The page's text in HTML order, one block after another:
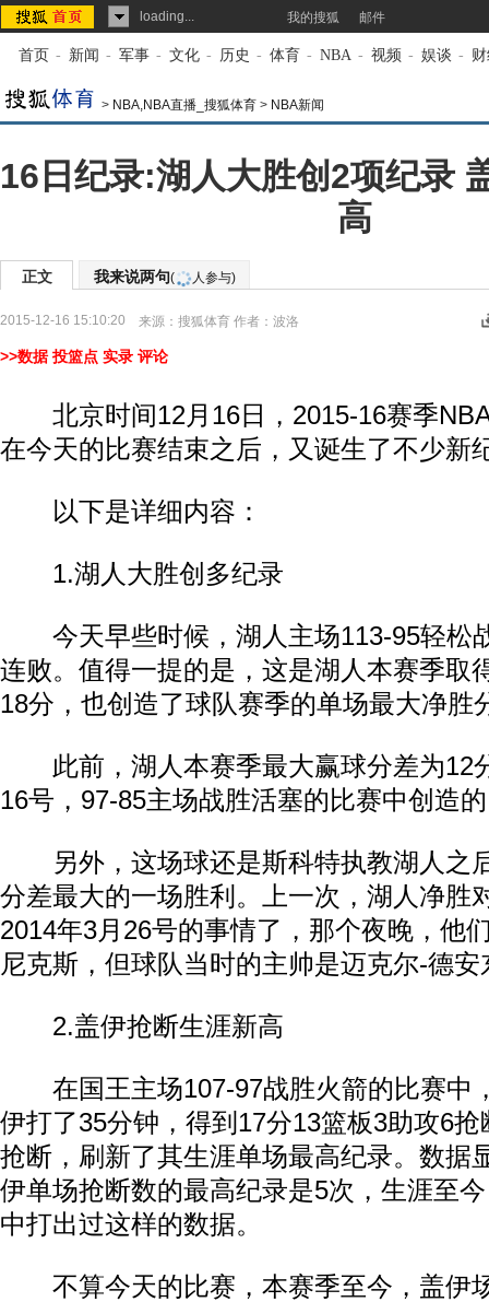
loading... 我的搜狐 邮件
首页 - 新闻 - 军事 - 文化 - 历史 - 体育 - NBA - 视频 - 娱谈 -
> NBA,NBA直播_搜狐体育 > NBA新闻
16日纪录:湖人大胜创2项纪录
高
正文 我来说两句( 人参与)
2015-12-16 15:10:20 来源： 搜狐体育 作者：波洛
>>数据 投篮点 实录 评论
北京时间12月16日，2015-16赛季
在今天的比赛结束之后，又诞生了不少新
以下是详细内容：
1.湖人大胜创多纪录
今天早些时候，湖人主场113-95轻松
连败。值得一提的是，这是湖人本赛季取
18分，也创造了球队赛季的单场最大净胜
此前，湖人本赛季最大赢球分差为12
16号，97-85主场战胜活塞的比赛中创造
另外，这场球还是斯科特执教湖人之
分差最大的一场胜利。上一次，湖人净胜
2014年3月26号的事情了，那个夜晚，他
尼克斯，但球队当时的主帅是迈克尔-德安
2.盖伊抢断生涯新高
在国王主场107-97战胜火箭的比赛中
伊打了35分钟，得到17分13篮板3助攻6
抢断，刷新了其生涯单场最高纪录。数据
伊单场抢断数的最高纪录是5次，生涯至
中打出过这样的数据。
不算今天的比赛，本赛季至今，盖伊